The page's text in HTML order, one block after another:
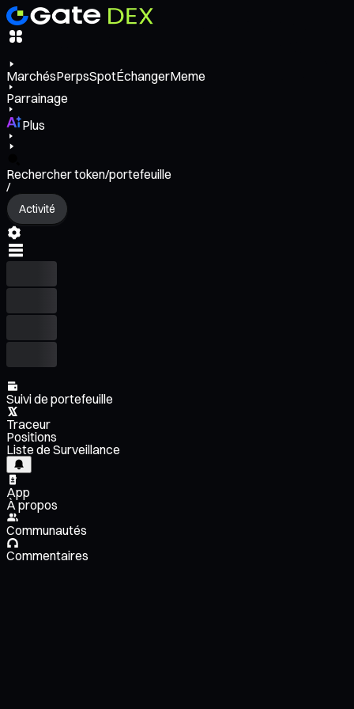
MarchésPerpsSpotÉchangerMeme
Parrainage
Plus
Rechercher token/portefeuille
/
Activité
Suivi de portefeuille
Traceur
Positions
Liste de Surveillance
App
À propos
Communautés
Commentaires